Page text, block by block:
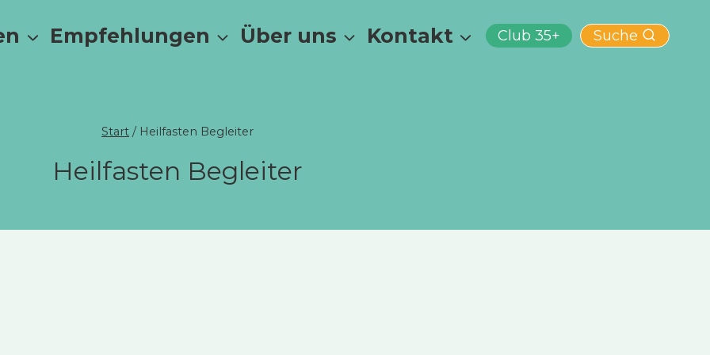
Empfehlungen Über uns Kontakt Club 35+ Suche
Start / Heilfasten Begleiter
Heilfasten Begleiter